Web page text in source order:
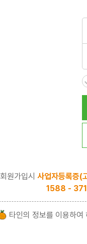
회원가입시 사업자등록증(
1588 -
타인의 정보를 이용하여